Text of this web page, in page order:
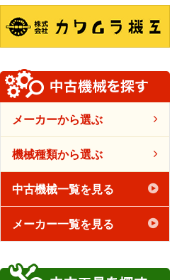
メーカーから選ぶ
機械種類から選ぶ
中古機械一覧を見る
メーカー一覧を見る